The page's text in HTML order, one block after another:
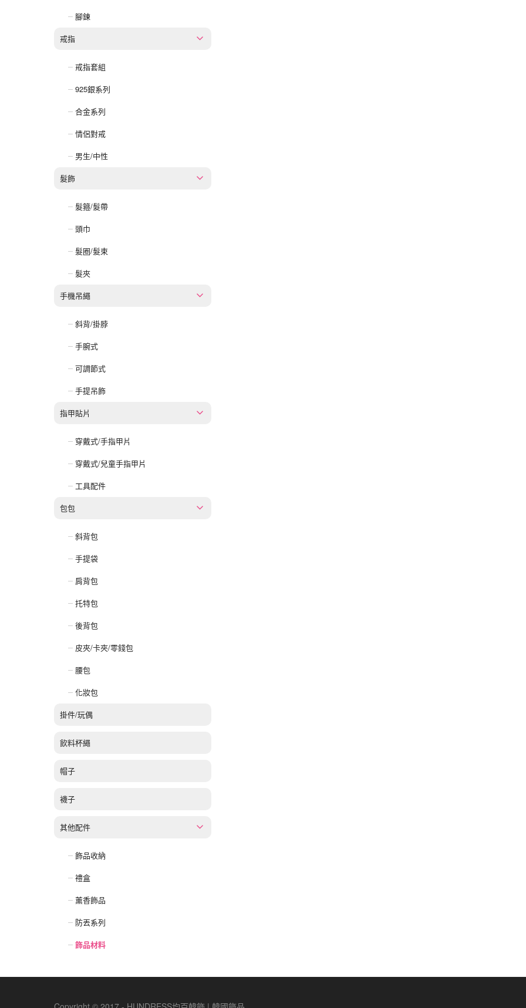
腳鍊
戒指
戒指套組
925銀系列
合金系列
情侶對戒
男生/中性
髮飾
髮箍/髮帶
頭巾
髮圈/髮束
髮夾
手機吊繩
斜背/掛脖
手腕式
可調節式
手提吊飾
指甲貼片
穿戴式/手指甲片
穿戴式/兒童手指甲片
工具配件
包包
斜背包
手提袋
肩背包
托特包
後背包
皮夾/卡夾/零錢包
腰包
化妝包
掛件/玩偶
飲料杯繩
帽子
襪子
其他配件
飾品收納
禮盒
薰香飾品
防丟系列
飾品材料